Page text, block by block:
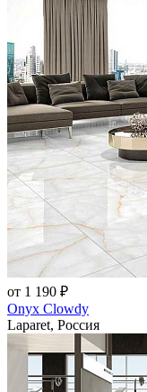
от 1 190 ₽
Onyx Clowdy
Laparet, Россия